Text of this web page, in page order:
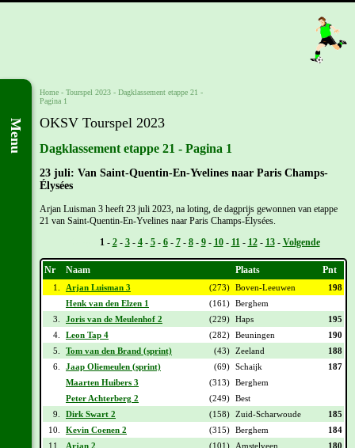
Menu
Home - Tourspel 2023 - Dagklassement etappe 21 -
Pagina 1
OKSV Tourspel 2023
Dagklassement etappe 21 - Pagina 1
23 juli: Van Saint-Quentin-En-Yvelines naar Paris Champs-
Élysées
Arjan Luisman 3 heeft 23 juli 2023, na loting, de dagprijs gewonnen van etappe
21 van Saint-Quentin-En-Yvelines naar Paris Champs-Élysées.
1- 2- 3- 4- 5- 6- 7- 8- 9- 10- 11- 12- 13- Volgende
Nr Naam Plaats Pnt
1. Arjan Luisman 3 (273) Boven-Leeuwen
198
Henk van den Elzen 1
(161) Berghem
3.
Joris van de Meulenhof 2 (229) Haps
195
4.
Leon Tap 4 (282) Beuningen
190
5.
Tom van den Brand (sprint) (43) Zeeland
188
6.
Jaap Oliemeulen (sprint) (69) Schaijk
187
Maarten Huibers 3
(313) Berghem
Peter Achterberg 2
(249) Best
9.
Dirk Swart 2 (158) Zuid-Scharwoude
185
10.
Kevin Coenen 2 (315) Berghem
184
11.
Arjan 2 (101) Amstelveen
180